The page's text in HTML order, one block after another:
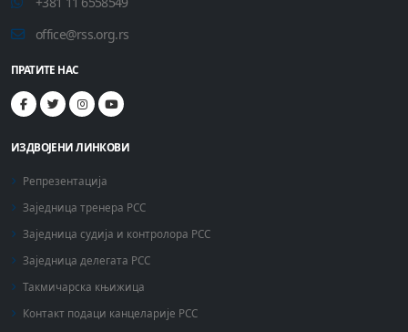
office@rss.org.rs
ПРАТИТЕ НАС
ИЗДВОЈЕНИ ЛИНКОВИ
Репрезентација
Заједница тренера РСС
Заједница судија и контролора РСС
Заједница делегата РСС
Такмичарска књижица
Контакт подаци канцеларије РСС